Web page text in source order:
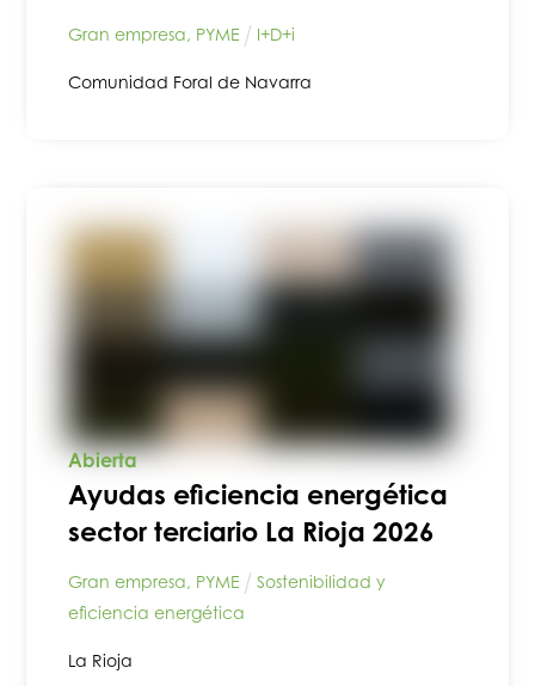
Gran empresa, PYME I+D+i
Comunidad Foral de Navarra
Abierta
Ayudas eficiencia energética
sector terciario La Rioja 2026
Gran empresa, PYME
Sostenibilidad y
eficiencia energética
La Rioja